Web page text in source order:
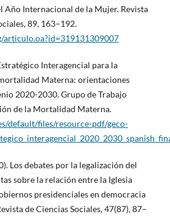
Internacional de la Mujer. Revista
89, 163–192.
Interagencial para la
Materna: orientaciones
2020-2030. Grupo de Trabajo
de la Mortalidad Materna.
default/files/resource-pdf/geco-
Los debates por la legalización del
sobre la relación entre la Iglesia
presidenciales en democracia
de Ciencias Sociales, 47(87), 87–